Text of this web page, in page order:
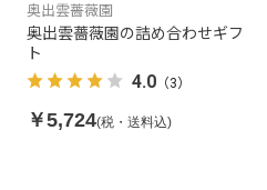
奥出雲薔薇園
奥出雲薔薇園の詰め合わせギフ
ト
4.0（3）
￥5,724(税・送料込)